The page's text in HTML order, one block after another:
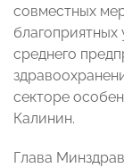
совместных
благоприятных
среднего
секторе
Калинин.
Глава